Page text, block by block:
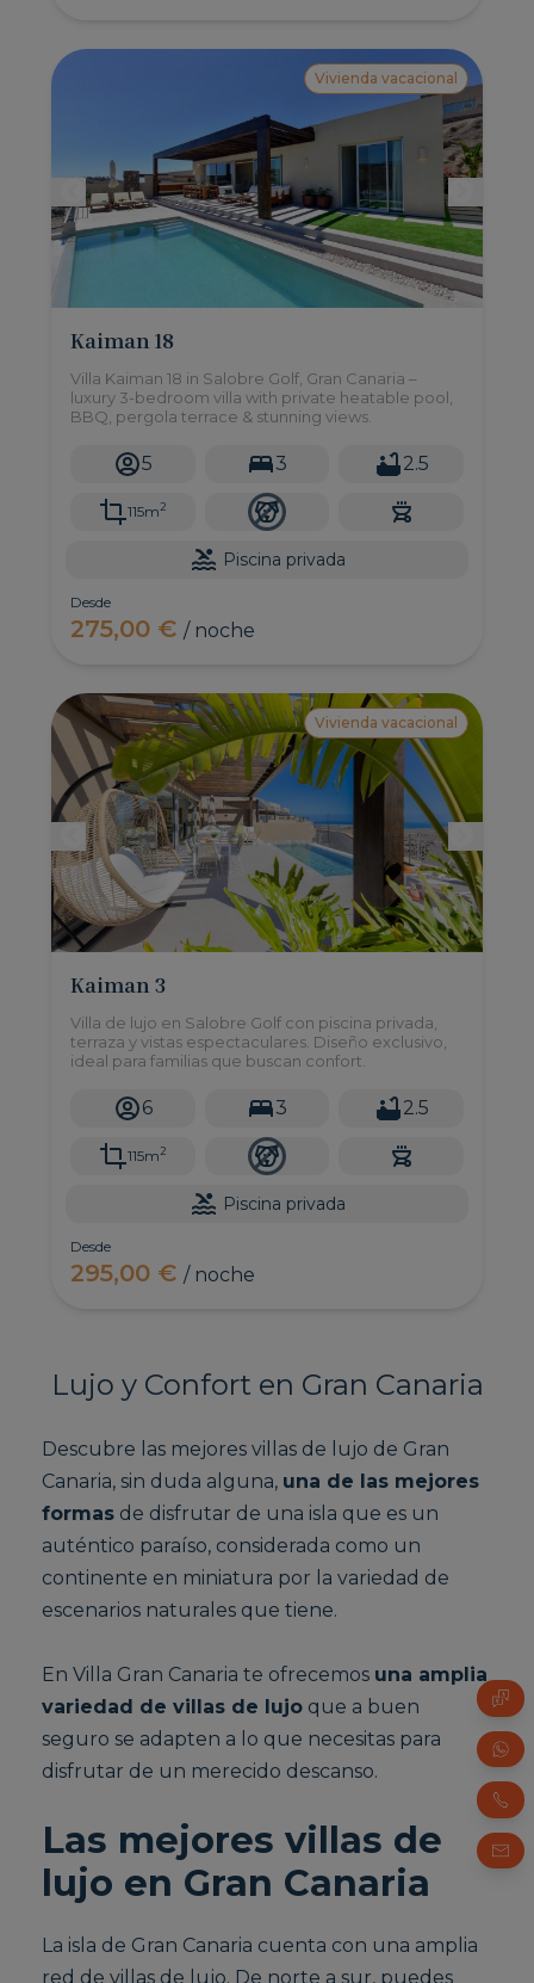
Vivienda vacacional
Kaiman 18
Villa Kaiman 18 in Salobre Golf, Gran Canaria –
luxury 3-bedroom villa with private heatable pool,
BBQ, pergola terrace & stunning views.
5 3 2.5
115m2
Piscina privada
Desde
275,00 €/ noche
Vivienda vacacional
Kaiman 3
Villa de lujo en Salobre Golf con piscina privada,
terraza y vistas espectaculares. Diseño exclusivo,
ideal para familias que buscan confort.
6 3 2.5
115m2
Piscina privada
Desde
295,00 €/ noche
Lujo y Confort en Gran Canaria
Descubre las mejores villas de lujo de Gran
Canaria, sin duda alguna, una de las mejores
formas de disfrutar de una isla que es un
auténtico paraíso, considerada como un
continente en miniatura por la variedad de
escenarios naturales que tiene.
En Villa Gran Canaria te ofrecemos una amplia
variedad de villas de lujo que a buen
seguro se adapten a lo que necesitas para
disfrutar de un merecido descanso.
Las mejores villas de
lujo en Gran Canaria
La isla de Gran Canaria cuenta con una amplia
red de villas de lujo. De norte a sur, puedes